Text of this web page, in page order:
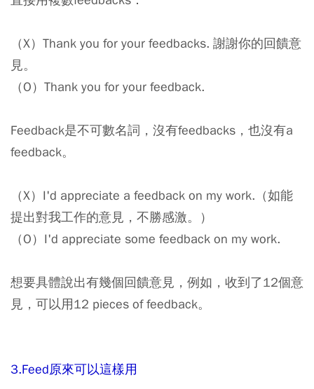
（X）Thank you for your feedbacks. 謝謝你的回饋意
見。
（O）Thank you for your feedback.
Feedback是不可數名詞，沒有feedbacks，也沒有a
feedback。
（X）I'd appreciate a feedback on my work.（如能
提出對我工作的意見，不勝感激。）
（O）I'd appreciate some feedback on my work.
想要具體說出有幾個回饋意見，例如，收到了12個意
見，可以用12 pieces of feedback。
3.Feed原來可以這樣用